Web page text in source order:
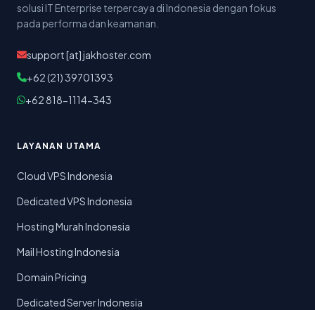
solusi IT Enterprise terpercaya di Indonesia dengan fokus
pada performa dan keamanan.
support [at] jakhoster.com
+62 (21) 39701393
+62 818-1114-343
LAYANAN UTAMA
Cloud VPS Indonesia
Dedicated VPS Indonesia
Hosting Murah Indonesia
Mail Hosting Indonesia
Domain Pricing
Dedicated Server Indonesia